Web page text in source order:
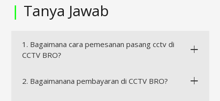
| Tanya Jawab
1. Bagaimana cara pemesanan pasang cctv di
CCTV BRO?
2. Bagaimanana pembayaran di CCTV BRO?